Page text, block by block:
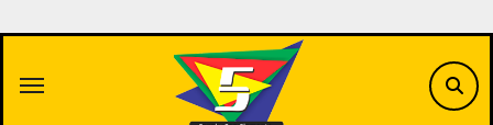
contenido